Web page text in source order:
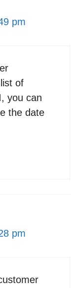
pm
of
you can
the date
pm